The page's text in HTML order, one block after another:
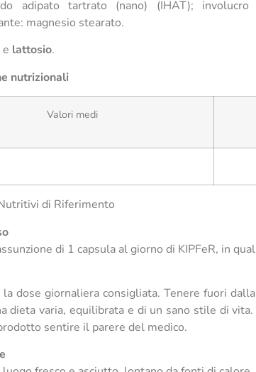
adipato tartrato (nano) (IHAT);
magnesio stearato.
e lattosio.
nutrizionali
Valori medi
di Riferimento
di 1 capsula al giorno di KIPFeR, in
la dose giornaliera consigliata. Tenere fuori
dieta varia, equilibrata e di un sano stile di
sentire il parere del medico.